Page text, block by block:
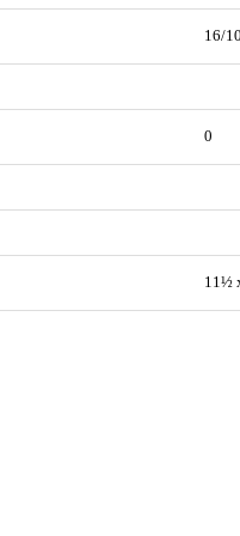
16/
0
11½